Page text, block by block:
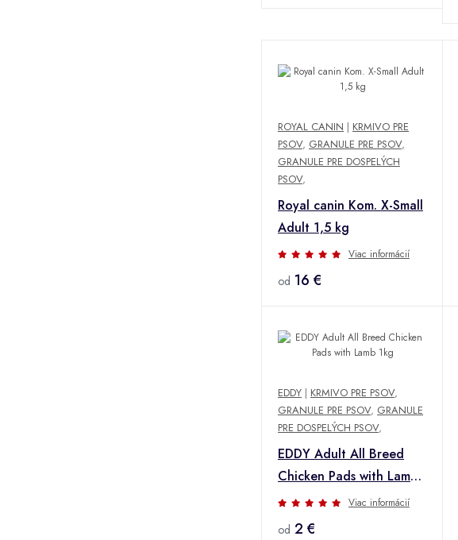
ROYAL CANIN | KRMIVO PRE
PSOV, GRANULE PRE PSOV,
GRANULE PRE DOSPELÝCH
PSOV,
Royal canin Kom. X-Small
Adult 1,5 kg
Viac informácií
od 16 €
EDDY | KRMIVO PRE PSOV,
GRANULE PRE PSOV, GRANULE
PRE DOSPELÝCH PSOV,
EDDY Adult All Breed
Chicken Pads with Lamb
1kg
Viac informácií
od 2 €